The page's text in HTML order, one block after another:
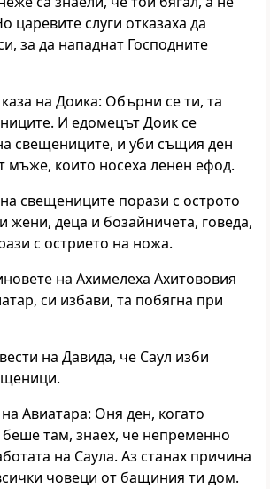
царевите слуги отказаха да
за да нападнат Господните
на Доика: Обърни се ти, та
И едомецът Доик се
свещениците, и уби същия ден
мъже, които носеха ленен ефод.
свещениците порази с острото
жени, деца и бозайничета, говеда,
с острието на ножа.
на Ахимелеха Ахитововия
си избави, та побягна при
на Давида, че Саул изби
Авиатара: Оня ден, когато
там, знаех, че непременно
на Саула. Аз станах причина
човеци от бащиния ти дом.